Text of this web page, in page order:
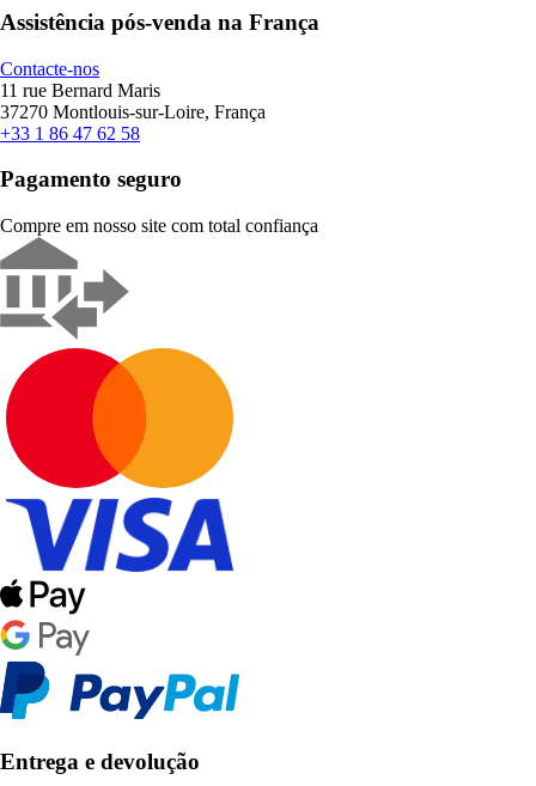
Assistência pós-venda na França
Contacte-nos
11 rue Bernard Maris
37270 Montlouis-sur-Loire, França
+33 1 86 47 62 58
Pagamento seguro
Compre em nosso site com total confiança
Entrega e devolução